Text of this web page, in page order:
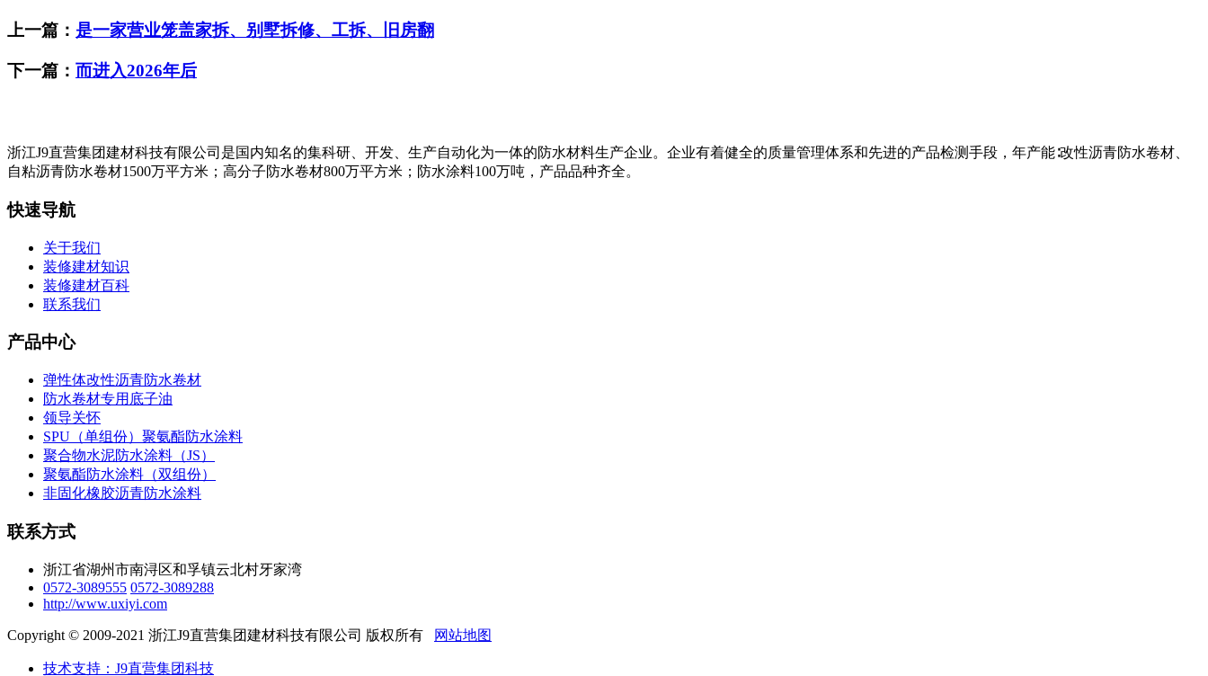
上一篇： 是一家营业笼盖家拆、别墅拆修、工拆、旧房翻
下一篇： 而进入2026年后
浙江J9直营集团建材科技有限公司是国内知名的集科研、开发、生产自动化为一体的防水材料生产企业。企业有着健全的质量管理体系和先进的产品检测手段，年产能∶改性沥青防水卷材、
自粘沥青防水卷材1500万平方米；高分子防水卷材800万平方米；防水涂料100万吨，产品品种齐全。
快速导航
关于我们
装修建材知识
装修建材百科
联系我们
产品中心
弹性体改性沥青防水卷材
防水卷材专用底子油
领导关怀
SPU（单组份）聚氨酯防水涂料
聚合物水泥防水涂料（JS）
聚氨酯防水涂料（双组份）
非固化橡胶沥青防水涂料
联系方式
浙江省湖州市南浔区和孚镇云北村牙家湾
0572-3089555 0572-3089288
http://www.uxiyi.com
Copyright © 2009-2021 浙江J9直营集团建材科技有限公司 版权所有 网站地图
技术支持：J9直营集团科技